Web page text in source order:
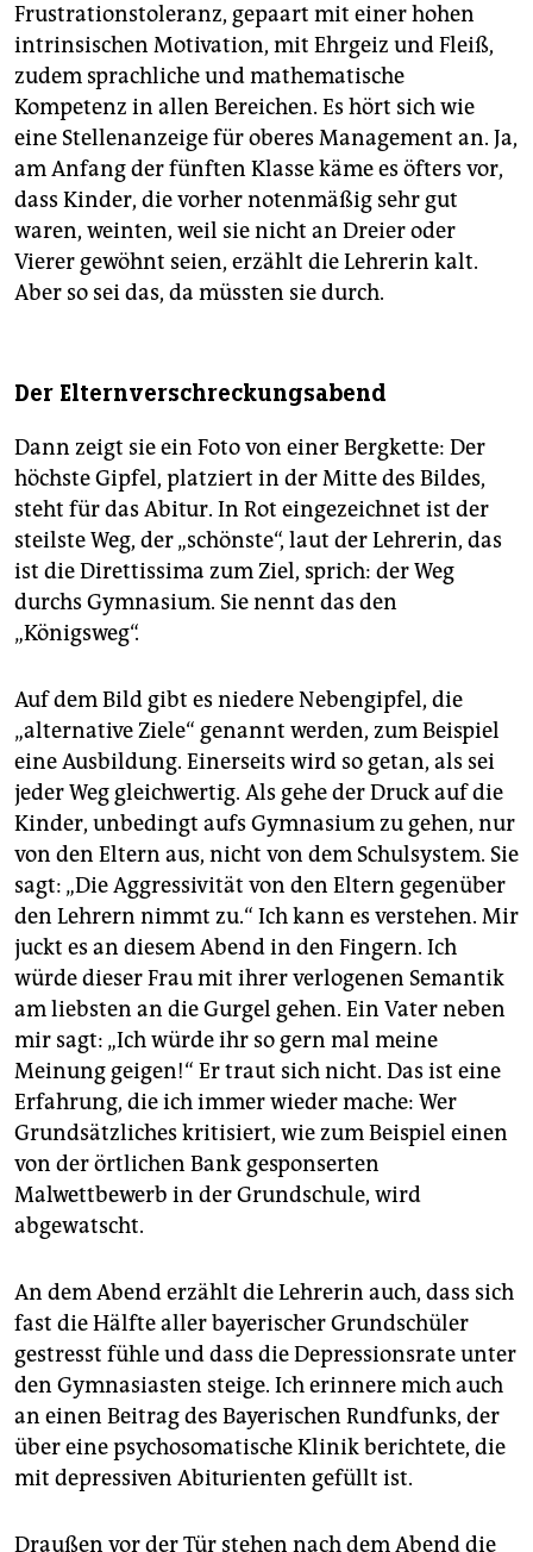
Frustrationstoleranz, gepaart mit einer hohen
intrinsischen Motivation, mit Ehrgeiz und Fleiß,
zudem sprachliche und mathematische
Kompetenz in allen Bereichen. Es hört sich wie
eine Stellenanzeige für oberes Management an. Ja,
am Anfang der fünften Klasse käme es öfters vor,
dass Kinder, die vorher notenmäßig sehr gut
waren, weinten, weil sie nicht an Dreier oder
Vierer gewöhnt seien, erzählt die Lehrerin kalt.
Aber so sei das, da müssten sie durch.
Der Elternverschreckungsabend
Dann zeigt sie ein Foto von einer Bergkette: Der
höchste Gipfel, platziert in der Mitte des Bildes,
steht für das Abitur. In Rot eingezeichnet ist der
steilste Weg, der „schönste“, laut der Lehrerin, das
ist die Direttissima zum Ziel, sprich: der Weg
durchs Gymnasium. Sie nennt das den
„Königsweg“.
Auf dem Bild gibt es niedere Nebengipfel, die
„alternative Ziele“ genannt werden, zum Beispiel
eine Ausbildung. Einerseits wird so getan, als sei
jeder Weg gleichwertig. Als gehe der Druck auf die
Kinder, unbedingt aufs Gymnasium zu gehen, nur
von den Eltern aus, nicht von dem Schulsystem. Sie
sagt: „Die Aggressivität von den Eltern gegenüber
den Lehrern nimmt zu.“ Ich kann es verstehen. Mir
juckt es an diesem Abend in den Fingern. Ich
würde dieser Frau mit ihrer verlogenen Semantik
am liebsten an die Gurgel gehen. Ein Vater neben
mir sagt: „Ich würde ihr so gern mal meine
Meinung geigen!“ Er traut sich nicht. Das ist eine
Erfahrung, die ich immer wieder mache: Wer
Grundsätzliches kritisiert, wie zum Beispiel einen
von der örtlichen Bank gesponserten
Malwettbewerb in der Grundschule, wird
abgewatscht.
An dem Abend erzählt die Lehrerin auch, dass sich
fast die Hälfte aller bayerischer Grundschüler
gestresst fühle und dass die Depressionsrate unter
den Gymnasiasten steige. Ich erinnere mich auch
an einen Beitrag des Bayerischen Rundfunks, der
über eine psychosomatische Klinik berichtete, die
mit depressiven Abiturienten gefüllt ist.
Draußen vor der Tür stehen nach dem Abend die